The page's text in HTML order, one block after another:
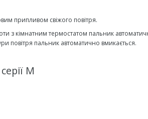
припливом свіжого повітря.
з кімнатним термостатом пальник
повітря пальник автоматично вмикається.
M